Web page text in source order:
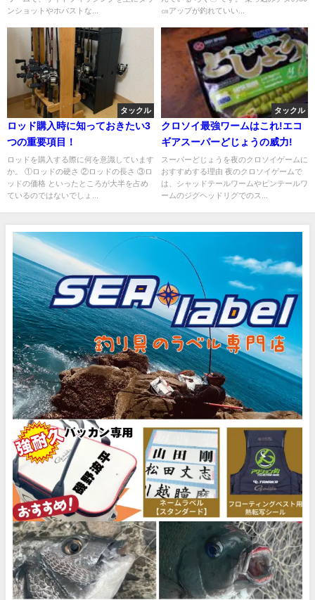
ンショットやホバストな...
㎝アップが釣れていい...
タックル
ロッド購入時に知っておきたい3
つの重要項目！
ロッドを購入する際に何を意識しています
か。 ①ロッドの硬さ ②ロッドの長さ ③ロ
ッドの価格 といったところが大半を占め
ているのではないでしょ...
タックル
クロソイ最強ワームはこれ!エコ
ギアスーパーどじょうの威力!
スーパーどじょうを夜のクロソイゲームに
おすすめする理由 夜のクロソイゲームで
は、シャッドテールワームやピンテールワ
ームのジグヘッドリグでのス...